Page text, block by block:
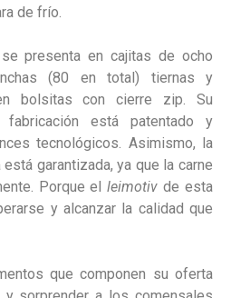
de frío.
se presenta en cajitas de ocho
(80 en total) tiernas y
bolsitas con cierre zip. Su
está patentado y
tecnológicos. Asimismo, la
garantizada, ya que la carne
Porque elleimotiv de esta
y alcanzar la calidad que
que componen su oferta